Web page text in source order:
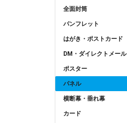
全面封筒
パンフレット
はがき・ポストカード
DM・ダイレクトメール
ポスター
パネル
横断幕・垂れ幕
カード